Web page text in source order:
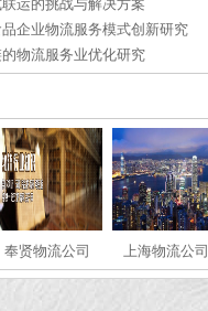
运的挑战与解决方案
企业物流服务模式创新研究
物流服务业优化研究
奉贤物流公司 上海物流公司